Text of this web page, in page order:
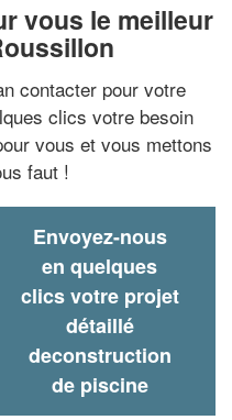
vous le meilleur
contacter pour votre
clics votre besoin
vous et vous mettons
faut !
Envoyez-nous
en quelques
clics votre projet
détaillé
deconstruction
de piscine